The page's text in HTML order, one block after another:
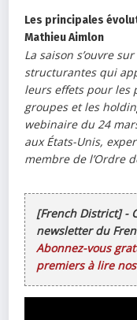
Les principales
Mathieu Aimlon
La saison s’ouvre
structurantes qui
leurs effets pour les
groupes et les
webinaire du 24
aux États-Unis,
membre de l’Ordre
[French District] -
newsletter du
Abonnez-vous
premiers à lire